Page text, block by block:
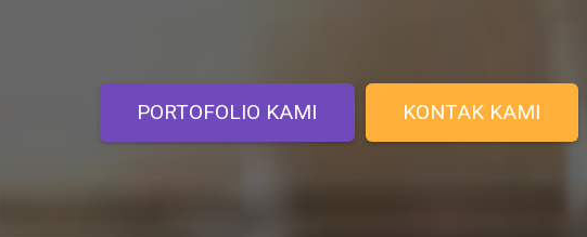
PORTOFOLIO KAMI KONTAK KAMI